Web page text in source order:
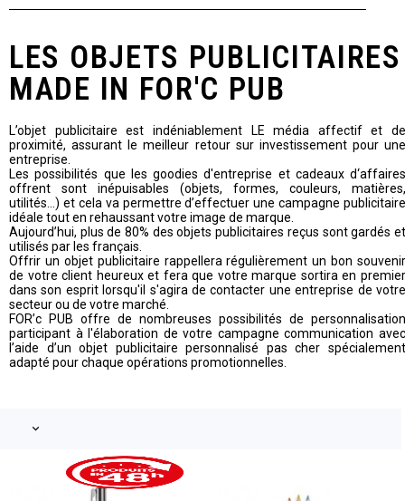
LES OBJETS PUBLICITAIRES
MADE IN FOR'C PUB
L’objet publicitaire est indéniablement LE média affectif et de
proximité, assurant le meilleur retour sur investissement pour une
entreprise.
Les possibilités que les goodies d'entreprise et cadeaux d‘affaires
offrent sont inépuisables (objets, formes, couleurs, matières,
utilités...) et cela va permettre d’effectuer une campagne publicitaire
idéale tout en rehaussant votre image de marque.
Aujourd’hui, plus de 80% des objets publicitaires reçus sont gardés et
utilisés par les français.
Offrir un objet publicitaire rappellera régulièrement un bon souvenir
de votre client heureux et fera que votre marque sortira en premier
dans son esprit lorsqu'il s'agira de contacter une entreprise de votre
secteur ou de votre marché.
FOR’c PUB offre de nombreuses possibilités de personnalisation
participant à l'élaboration de votre campagne communication avec
l’aide d’un objet publicitaire personnalisé pas cher spécialement
adapté pour chaque opérations promotionnelles.
keyboard_arrow_down